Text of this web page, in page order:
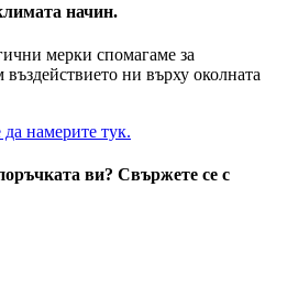
начин.
мерки спомагаме за
ни върху околната
намерите тук.
ви? Свържете се с